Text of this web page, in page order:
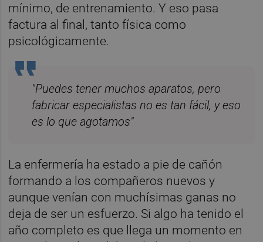
mínimo, de entrenamiento. Y eso pasa
factura al final, tanto física como
psicológicamente.
"Puedes tener muchos aparatos, pero
fabricar especialistas no es tan fácil, y eso
es lo que agotamos"
La enfermería ha estado a pie de cañón
formando a los compañeros nuevos y
aunque venían con muchísimas ganas no
deja de ser un esfuerzo. Si algo ha tenido el
año completo es que llega un momento en